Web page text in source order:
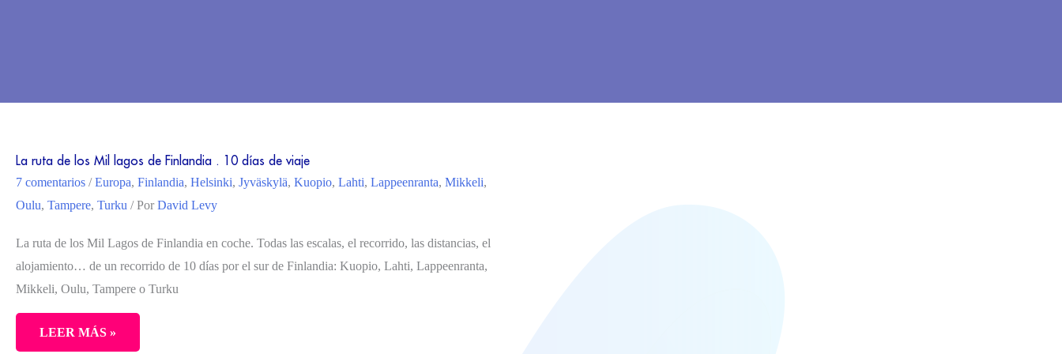
La ruta de los Mil lagos de Finlandia . 10 días de viaje
7 comentarios /Europa, Finlandia, Helsinki, Jyväskylä, Kuopio, Lahti, Lappeenranta, Mikkeli,
Oulu, Tampere, Turku / Por David Levy
La ruta de los Mil Lagos de Finlandia en coche. Todas las escalas, el recorrido, las distancias, el
alojamiento… de un recorrido de 10 días por el sur de Finlandia: Kuopio, Lahti, Lappeenranta,
Mikkeli, Oulu, Tampere o Turku
LEER MÁS »